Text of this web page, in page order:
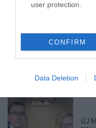
user protection.
CONFIRM
Data Deletion
ÚJ